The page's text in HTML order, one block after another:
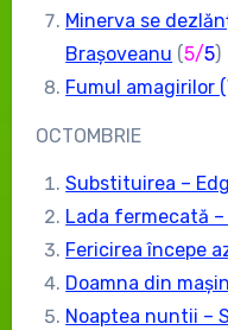
Minerva se
Brașoveanu (5/5)
Fumul amagirilor
OCTOMBRIE
Substituirea –
Lada fermecată
Fericirea începe
Doamna din
Noaptea nuntii –